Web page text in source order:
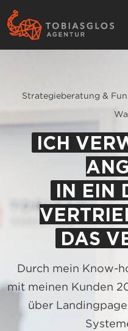
Strategieberatung &
ICH
IN EIN
DAS
Durch mein Know-
mit meinen Kunden
über